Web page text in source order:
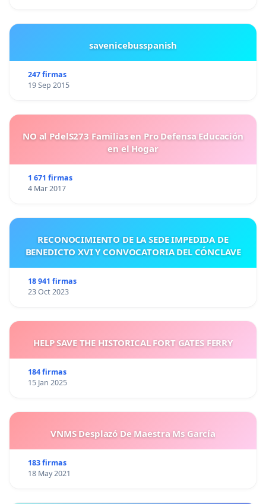
savenicebusspanish
247 firmas
19 Sep 2015
NO al PdelS273 Familias en Pro Defensa Educación
en el Hogar
1 671 firmas
4 Mar 2017
RECONOCIMIENTO DE LA SEDE IMPEDIDA DE
BENEDICTO XVI Y CONVOCATORIA DEL CÓNCLAVE
18 941 firmas
23 Oct 2023
HELP SAVE THE HISTORICAL FORT GATES FERRY
184 firmas
15 Jan 2025
VNMS Desplazó De Maestra Ms García
183 firmas
18 May 2021